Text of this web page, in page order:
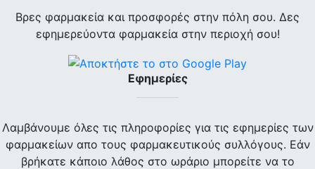
Βρες φαρμακεία και προσφορές στην πόλη σου. Δες
εφημερεύοντα φαρμακεία στην περιοχή σου!
Εφημερίες
Λαμβάνουμε όλες τις πληροφορίες για τις εφημερίες των
φαρμακείων απο τους φαρμακευτικούς συλλόγους. Εάν
βρήκατε κάποιο λάθος στο ωράριο μπορείτε να το